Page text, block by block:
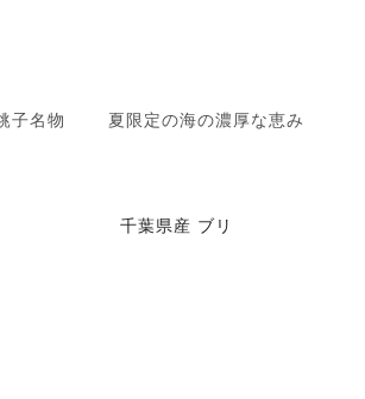
子名物 夏限定の海の濃厚な恵み
千葉県産 ブリ